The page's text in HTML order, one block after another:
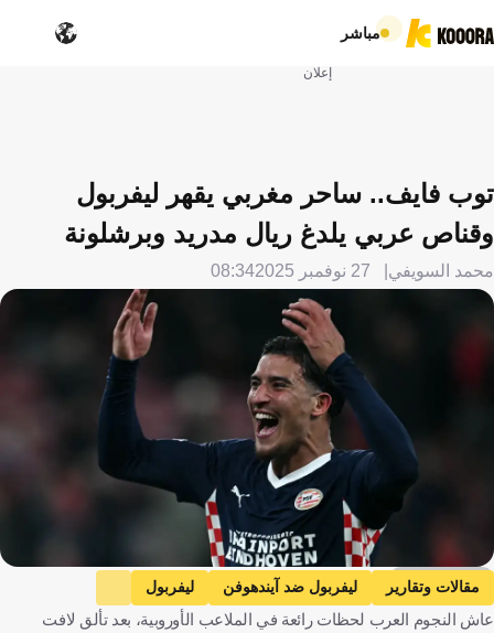
مباشر
إعلان
توب فايف.. ساحر مغربي يقهر ليفربول
وقناص عربي يلدغ ريال مدريد وبرشلونة
محمد السويفي 27 نوفمبر 2025 08:34
Getty Images
مقالات وتقارير ليفربول ضد آيندهوفن
ليفربول
آيندهوفن
دوري أبطال أوروبا
أولمبياكوس ضد ريال مدريد
عاش النجوم العرب لحظات رائعة في الملاعب الأوروبية، بعد تألق لافت